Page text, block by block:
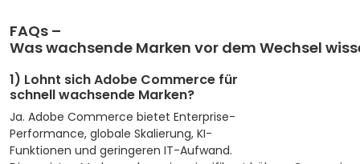
FAQs –
Was wachsende Marken vor dem Wechsel
1) Lohnt sich Adobe Commerce für
schnell wachsende Marken?
Ja. Adobe Commerce bietet Enterprise-
Performance, globale Skalierung, KI-
Funktionen und geringeren IT-Aufwand.